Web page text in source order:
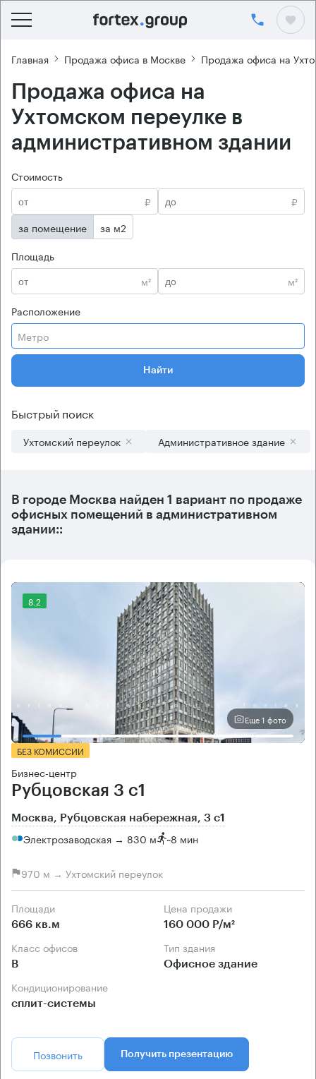
Главная Продажа офиса в Москве Продажа офиса на
Продажа офиса на
Ухтомском переулке в
административном здании
Стоимость
₽
₽
за помещение
за м2
Площадь
м²
м²
Расположение
Метро
Найти
Быстрый поиск
Ухтомский переулок Административное здание
В городе Москва найден 1 вариант по продаже
офисных помещений в административном
здании::
8.2
Еще 1 фото
БЕЗ КОМИССИИ
Бизнес-центр
Рубцовская 3 с1
Москва, Рубцовская набережная, 3 с1
Электрозаводская → 830 м ~8 мин
970 м → Ухтомский переулок
Площади
666 кв.м
Цена продажи
160 000 Р/м²
Класс офисов
B
Тип здания
Офисное здание
Кондиционирование
сплит-системы
Позвонить Получить презентацию